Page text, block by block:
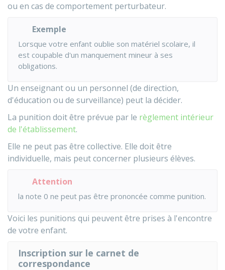
ou en cas de comportement perturbateur.
Exemple
Lorsque votre enfant oublie son matériel scolaire, il
est coupable d'un manquement mineur à ses
obligations.
Un enseignant ou un personnel (de direction,
d'éducation ou de surveillance) peut la décider.
La punition doit être prévue par le règlement intérieur
de l'établissement.
Elle ne peut pas être collective. Elle doit être
individuelle, mais peut concerner plusieurs élèves.
Attention
la note 0 ne peut pas être prononcée comme punition.
Voici les punitions qui peuvent être prises à l'encontre
de votre enfant.
Inscription sur le carnet de
correspondance